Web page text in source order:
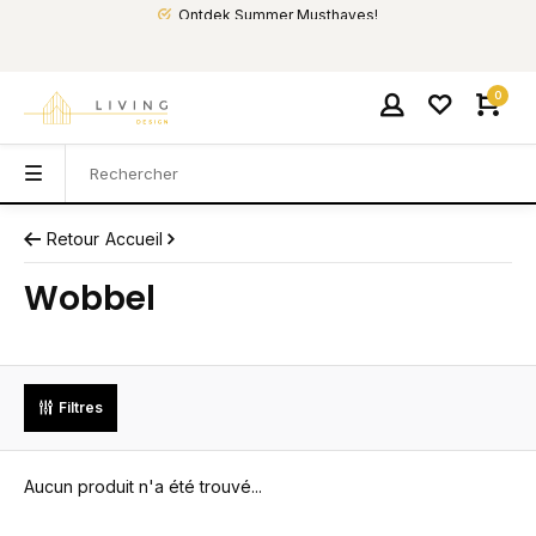
Ontdek Summer Musthaves!
0
Retour Accueil
Wobbel
Filtres
Aucun produit n'a été trouvé...